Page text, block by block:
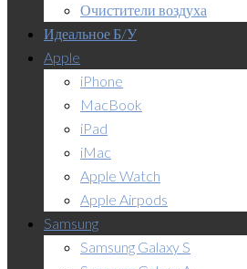
Очистители воздуха
Идеальное Б/У
Apple
iPhone
MacBook
iPad
iMac
Apple Watch
Apple Airpods
Samsung
Samsung Galaxy S